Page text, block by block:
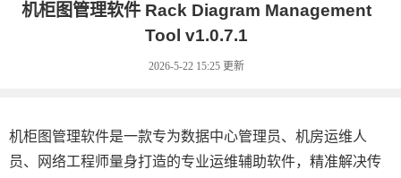
机柜图管理软件 Rack Diagram Management
Tool v1.0.7.1
2026-5-22 15:25 更新
机柜图管理软件是一款专为数据中心管理员、机房运维人
员、网络工程师量身打造的专业运维辅助软件，精准解决传